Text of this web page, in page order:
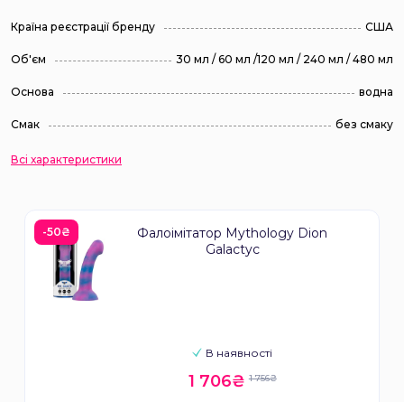
Країна реєстрації бренду США
Об'єм 30 мл / 60 мл /120 мл / 240 мл / 480 мл
Основа водна
Смак без смаку
Всі характеристики
-50₴
Фалоімітатор Mythology Dion
Galactyc
В наявності
1 756₴
1 706₴